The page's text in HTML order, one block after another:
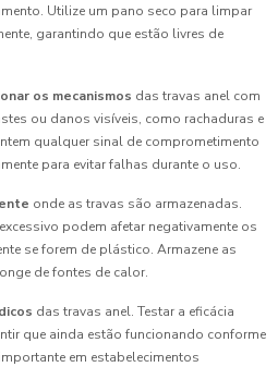
Utilize um pano seco para limpar
garantindo que estão livres de
os mecanismos das travas anel com
ou danos visíveis, como rachaduras e
qualquer sinal de comprometimento
para evitar falhas durante o uso.
onde as travas são armazenadas.
podem afetar negativamente os
se forem de plástico. Armazene as
de fontes de calor.
das travas anel. Testar a eficácia
que ainda estão funcionando conforme
em estabelecimentos